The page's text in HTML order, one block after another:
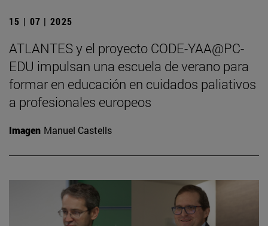
15 | 07 | 2025
ATLANTES y el proyecto CODE-YAA@PC-
EDU impulsan una escuela de verano para
formar en educación en cuidados paliativos
a profesionales europeos
Imagen Manuel Castells